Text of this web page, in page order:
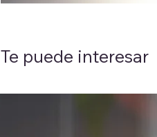
Te puede interesar